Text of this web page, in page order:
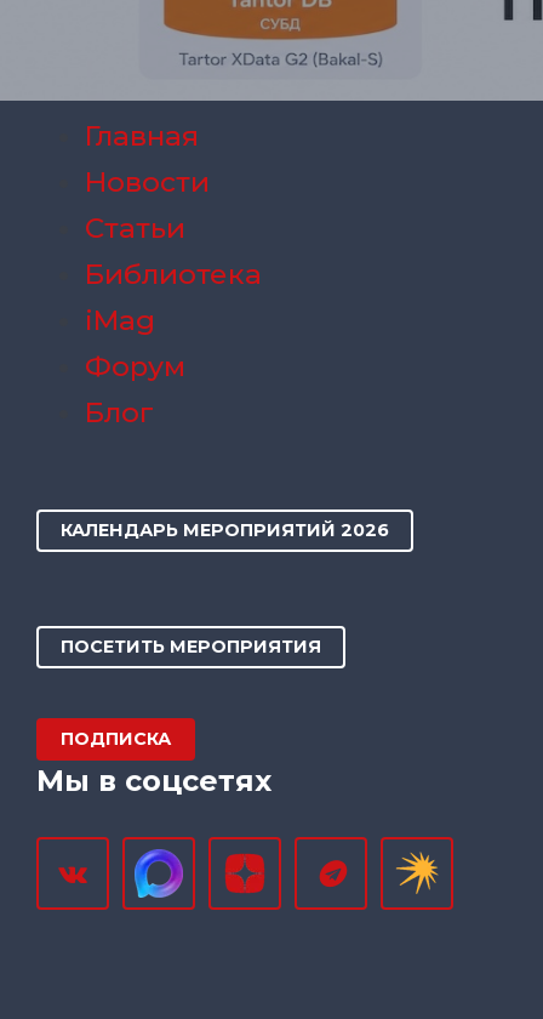
Главная
Новости
Статьи
Библиотека
iMag
Форум
Блог
КАЛЕНДАРЬ МЕРОПРИЯТИЙ 2026
ПОСЕТИТЬ МЕРОПРИЯТИЯ
ПОДПИСКА
Мы в соцсетях